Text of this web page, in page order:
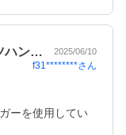
ハン… 2025/06/10
f31********さん
ーを使用してい